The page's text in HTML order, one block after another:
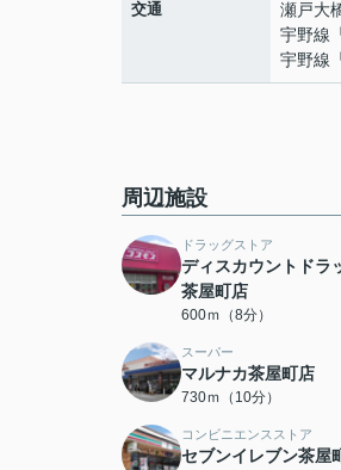
交通 瀬戸大
宇野線
宇野線
周辺施設
ドラッグストア
ディスカウントドラ
茶屋町店
600ｍ（8分）
スーパー
マルナカ茶屋町店
730ｍ（10分）
コンビニエンスストア
セブンイレブン茶屋